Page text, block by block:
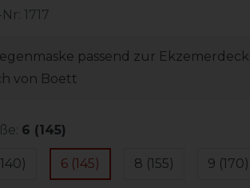
1717
passend zur
von Boett
6 (145)
6 (145) 8 (155) 9 (170)